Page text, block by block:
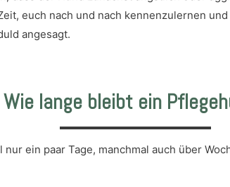
euch nach und nach kennenzulernen
angesagt.
Wie lange bleibt ein
ein paar Tage, manchmal auch über